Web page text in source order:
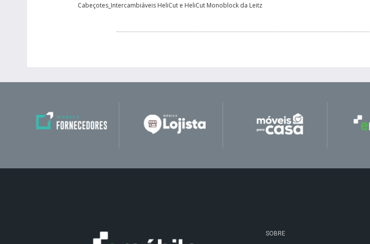
Cabeçotes_Intercambiáveis HeliCut e HeliCut Monoblock da Leitz
SOBRE